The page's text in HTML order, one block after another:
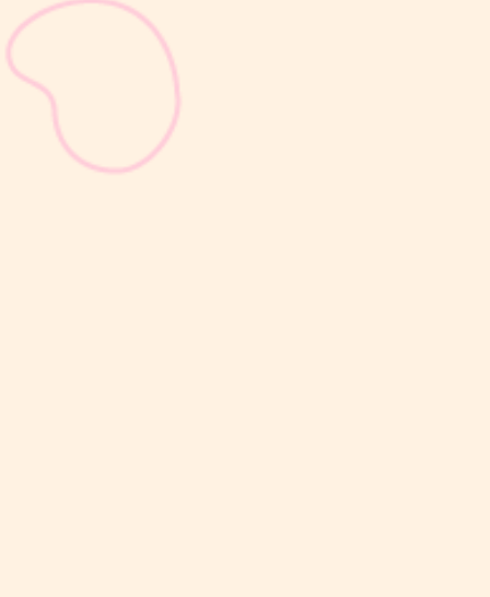
Selain berat badan, tinggi badan menjadi salah satu indikator
utama untuk menilai apakah tumbuh kembang si Kecil berjalan